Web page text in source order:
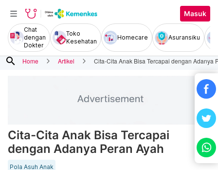
Masuk
Chat
dengan
Dokter
Toko
Kesehatan
Homecare Asuransiku
search Home Artikel Cita-Cita Anak Bisa Tercapai dengan Adanya
Cita-Cita Anak Bisa Tercapai
dengan Adanya Peran Ayah
Pola Asuh Anak